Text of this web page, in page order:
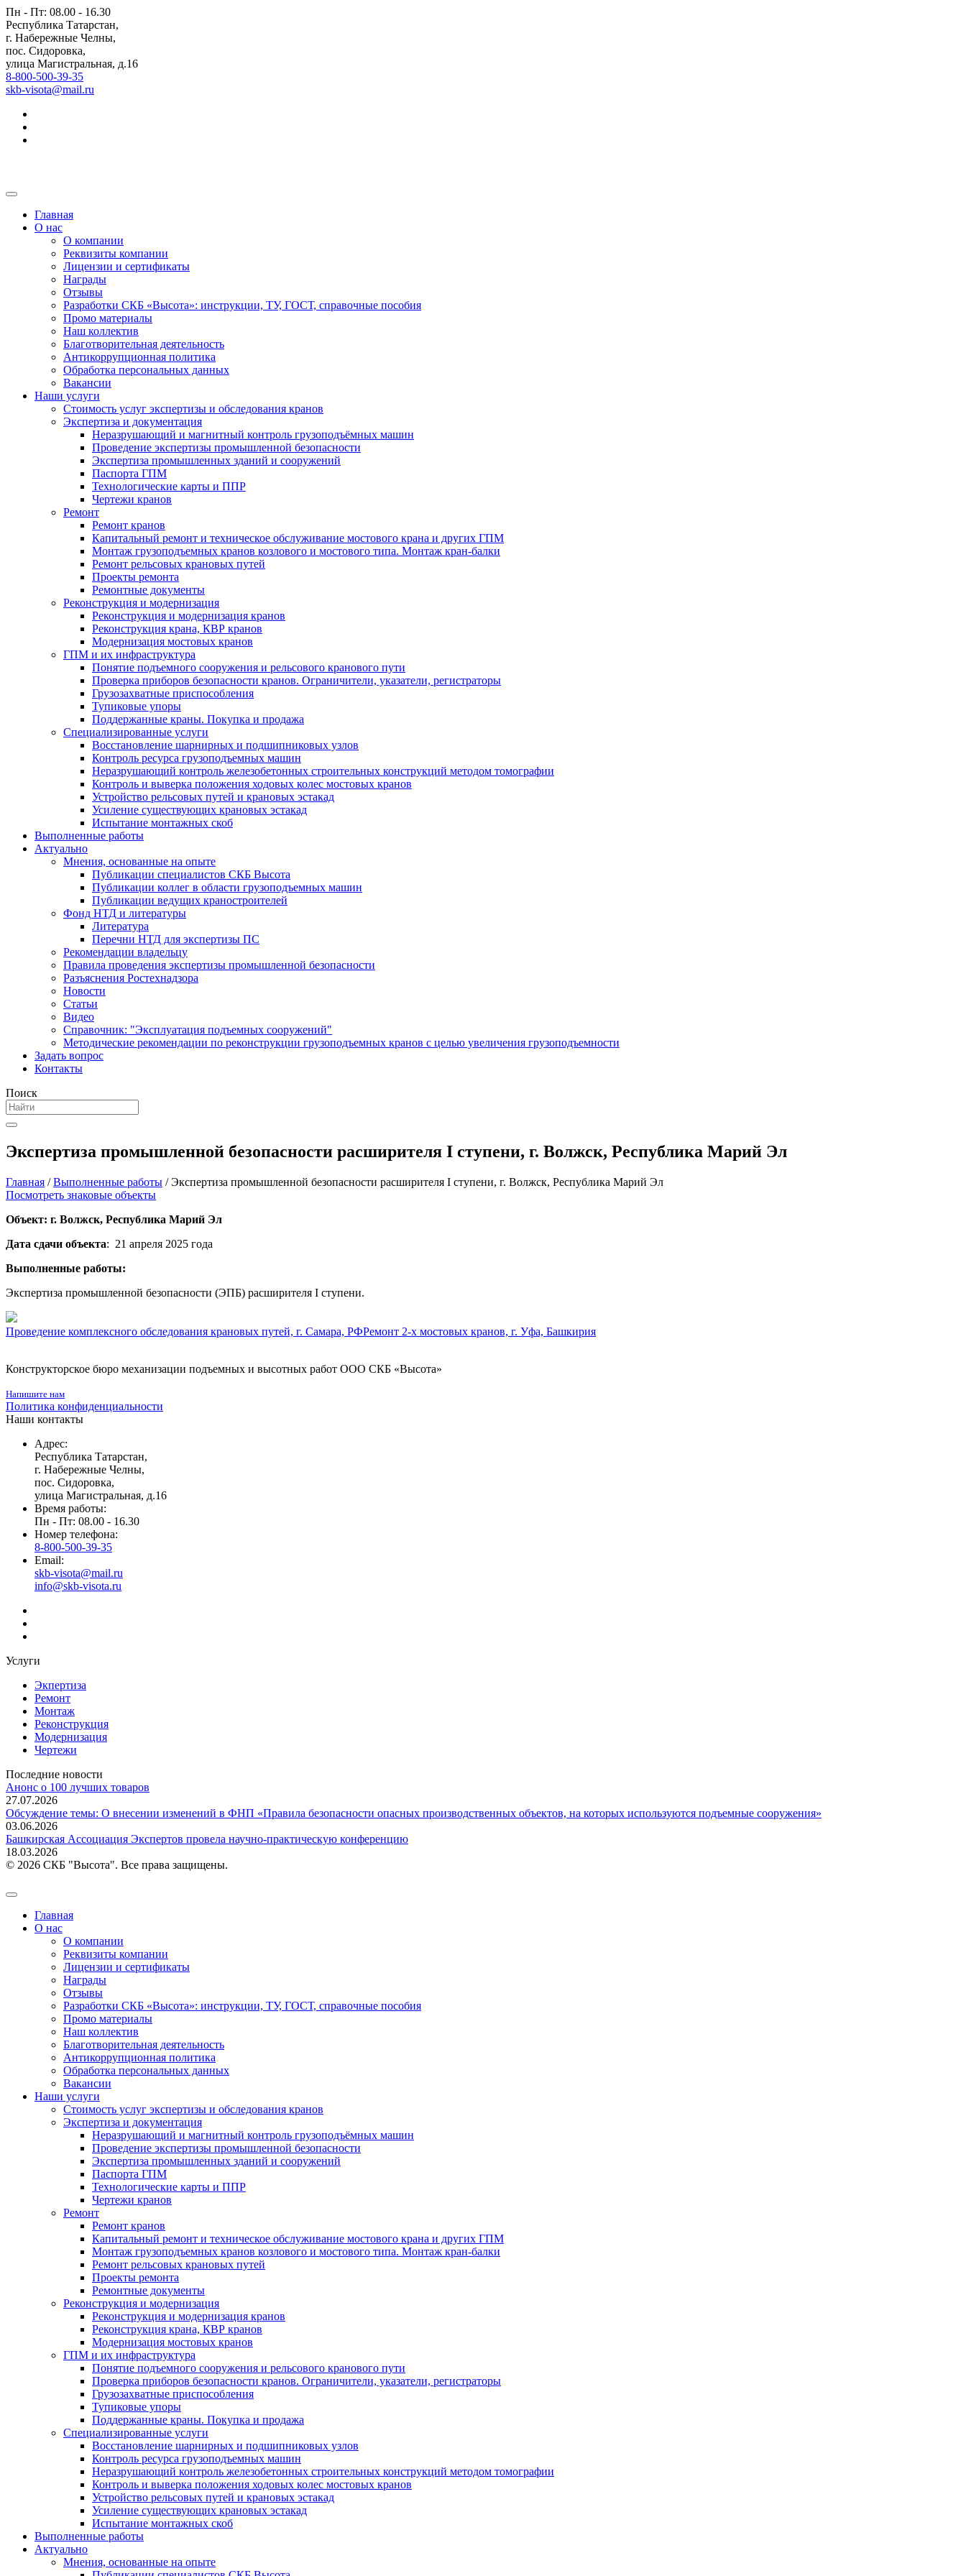
Пн - Пт: 08.00 - 16.30
Республика Татарстан,
г. Набережные Челны,
пос. Сидоровка,
улица Магистральная, д.16
8-800-500-39-35
skb-visota@mail.ru
Главная
О нас
О компании
Реквизиты компании
Лицензии и сертификаты
Награды
Отзывы
Разработки СКБ «Высота»: инструкции, ТУ, ГОСТ, справочные пособия
Промо материалы
Наш коллектив
Благотворительная деятельность
Антикоррупционная политика
Обработка персональных данных
Вакансии
Наши услуги
Стоимость услуг экспертизы и обследования кранов
Экспертиза и документация
Неразрушающий и магнитный контроль грузоподъёмных машин
Проведение экспертизы промышленной безопасности
Экспертиза промышленных зданий и сооружений
Паспорта ГПМ
Технологические карты и ППР
Чертежи кранов
Ремонт
Ремонт кранов
Капитальный ремонт и техническое обслуживание мостового крана и других ГПМ
Монтаж грузоподъемных кранов козлового и мостового типа. Монтаж кран-балки
Ремонт рельсовых крановых путей
Проекты ремонта
Ремонтные документы
Реконструкция и модернизация
Реконструкция и модернизация кранов
Реконструкция крана, КВР кранов
Модернизация мостовых кранов
ГПМ и их инфраструктура
Понятие подъемного сооружения и рельсового кранового пути
Проверка приборов безопасности кранов. Ограничители, указатели, регистраторы
Грузозахватные приспособления
Тупиковые упоры
Поддержанные краны. Покупка и продажа
Cпециализированные услуги
Восстановление шарнирных и подшипниковых узлов
Контроль ресурса грузоподъемных машин
Неразрушающий контроль железобетонных строительных конструкций методом томографии
Контроль и выверка положения ходовых колес мостовых кранов
Устройство рельсовых путей и крановых эстакад
Усиление существующих крановых эстакад
Испытание монтажных скоб
Выполненные работы
Актуально
Мнения, основанные на опыте
Публикации специалистов СКБ Высота
Публикации коллег в области грузоподъемных машин
Публикации ведущих краностроителей
Фонд НТД и литературы
Литература
Перечни НТД для экспертизы ПС
Рекомендации владельцу
Правила проведения экспертизы промышленной безопасности
Разъяснения Ростехнадзора
Новости
Статьи
Видео
Справочник: "Эксплуатация подъемных сооружений"
Методические рекомендации по реконструкции грузоподъемных кранов с целью увеличения грузоподъемности
Задать вопрос
Контакты
Поиск
Экспертиза промышленной безопасности расширителя I ступени, г. Волжск, Республика Марий Эл
Главная / Выполненные работы / Экспертиза промышленной безопасности расширителя I ступени, г. Волжск, Республика Марий Эл
Посмотреть знаковые объекты
Объект: г. Волжск, Республика Марий Эл
Дата сдачи объекта: 21 апреля 2025 года
Выполненные работы:
Экспертиза промышленной безопасности (ЭПБ) расширителя I ступени.
Проведение комплексного обследования крановых путей, г. Самара, РФРемонт 2-х мостовых кранов, г. Уфа, Башкирия
Конструкторское бюро механизации подъемных и высотных работ ООО СКБ «Высота»
Напишите нам
Политика конфиденциальности
Наши контакты
Адрес:
Республика Татарстан,
г. Набережные Челны,
пос. Сидоровка,
улица Магистральная, д.16
Время работы:
Пн - Пт: 08.00 - 16.30
Номер телефона:
8-800-500-39-35
Email:
skb-visota@mail.ru
info@skb-visota.ru
Услуги
Экпертиза
Ремонт
Монтаж
Реконструкция
Модернизация
Чертежи
Последние новости
Анонс о 100 лучших товаров
27.07.2026
Обсуждение темы: О внесении изменений в ФНП «Правила безопасности опасных производственных объектов, на которых используются подъемные сооружения»
03.06.2026
Башкирская Ассоциация Экспертов провела научно-практическую конференцию
18.03.2026
© 2026 СКБ "Высота". Все права защищены.
Главная
О нас
О компании
Реквизиты компании
Лицензии и сертификаты
Награды
Отзывы
Разработки СКБ «Высота»: инструкции, ТУ, ГОСТ, справочные пособия
Промо материалы
Наш коллектив
Благотворительная деятельность
Антикоррупционная политика
Обработка персональных данных
Вакансии
Наши услуги
Стоимость услуг экспертизы и обследования кранов
Экспертиза и документация
Неразрушающий и магнитный контроль грузоподъёмных машин
Проведение экспертизы промышленной безопасности
Экспертиза промышленных зданий и сооружений
Паспорта ГПМ
Технологические карты и ППР
Чертежи кранов
Ремонт
Ремонт кранов
Капитальный ремонт и техническое обслуживание мостового крана и других ГПМ
Монтаж грузоподъемных кранов козлового и мостового типа. Монтаж кран-балки
Ремонт рельсовых крановых путей
Проекты ремонта
Ремонтные документы
Реконструкция и модернизация
Реконструкция и модернизация кранов
Реконструкция крана, КВР кранов
Модернизация мостовых кранов
ГПМ и их инфраструктура
Понятие подъемного сооружения и рельсового кранового пути
Проверка приборов безопасности кранов. Ограничители, указатели, регистраторы
Грузозахватные приспособления
Тупиковые упоры
Поддержанные краны. Покупка и продажа
Cпециализированные услуги
Восстановление шарнирных и подшипниковых узлов
Контроль ресурса грузоподъемных машин
Неразрушающий контроль железобетонных строительных конструкций методом томографии
Контроль и выверка положения ходовых колес мостовых кранов
Устройство рельсовых путей и крановых эстакад
Усиление существующих крановых эстакад
Испытание монтажных скоб
Выполненные работы
Актуально
Мнения, основанные на опыте